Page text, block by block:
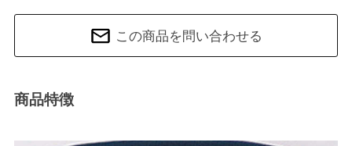
この商品を問い合わせる
商品特徴